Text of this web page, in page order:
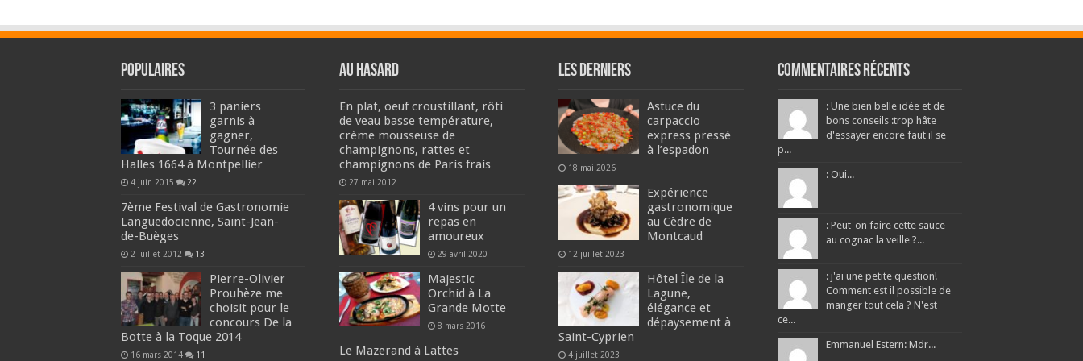
Populaires
3 paniers
garnis à
gagner,
Tournée des
Halles 1664 à Montpellier
4 juin 2015 22
7ème Festival de Gastronomie
Languedocienne, Saint-Jean-
de-Buèges
2 juillet 2012 13
Pierre-Olivier
Prouhèze me
choisit pour le
concours De la
Botte à la Toque 2014
16 mars 2014 11
Au hasard
En plat, oeuf croustillant, rôti
de veau basse température,
crème mousseuse de
champignons, rattes et
champignons de Paris frais
27 mai 2012
4 vins pour un
repas en
amoureux
29 avril 2020
Majestic
Orchid à La
Grande Motte
8 mars 2016
Le Mazerand à Lattes
Les derniers
Astuce du
carpaccio
express pressé
à l’espadon
18 mai 2026
Expérience
gastronomique
au Cèdre de
Montcaud
12 juillet 2023
Hôtel Île de la
Lagune,
élégance et
dépaysement à
Saint-Cyprien
4 juillet 2023
Commentaires récents
: Une bien belle idée et de
bons conseils :trop hâte
d'essayer encore faut il se
p...
: Oui...
: Peut-on faire cette sauce
au cognac la veille ?...
: j'ai une petite question!
Comment est il possible de
manger tout cela ? N'est
ce...
Emmanuel Estern: Mdr...